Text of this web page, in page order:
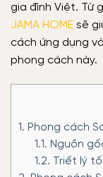
gia đình Việt. Từ
JAMA HOME sẽ
cách ứng dụng
phong cách này.
1. Phong cách
1.1. Nguồn
1.2. Triết lý